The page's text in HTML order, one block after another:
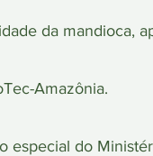
da mandioca,
Amazônia.
especial do